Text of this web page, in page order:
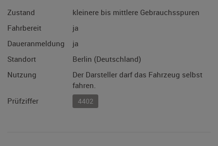
Zustand
kleinere bis mittlere Gebrauchsspuren
Fahrbereit
ja
Daueranmeldung
ja
Standort
Berlin (Deutschland)
Nutzung
Der Darsteller darf das Fahrzeug selbst
fahren.
Prüfziffer
4402